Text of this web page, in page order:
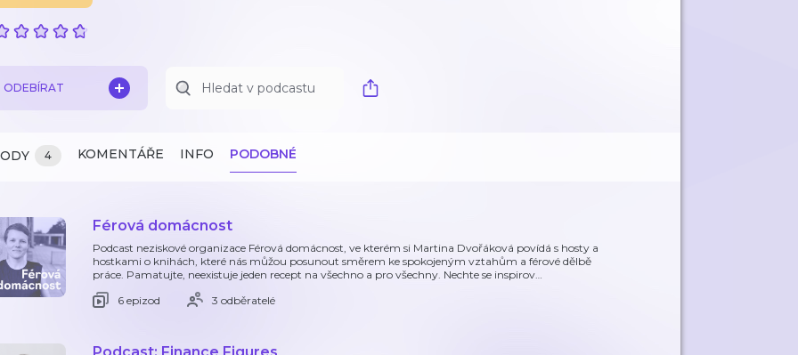
ODEBÍRAT
4 KOMENTÁŘE INFO PODOBNÉ
Férová domácnost
Podcast neziskové organizace Férová domácnost, ve kterém si Martina Dvořáková povídá s hosty a
hostkami o knihách, které nás můžou posunout směrem ke spokojeným vztahům a férové dělbě
práce. Pamatujte, neexistuje jeden recept na všechno a pro všechny. Nechte se inspirov…
6 epizod
3 odběratelé